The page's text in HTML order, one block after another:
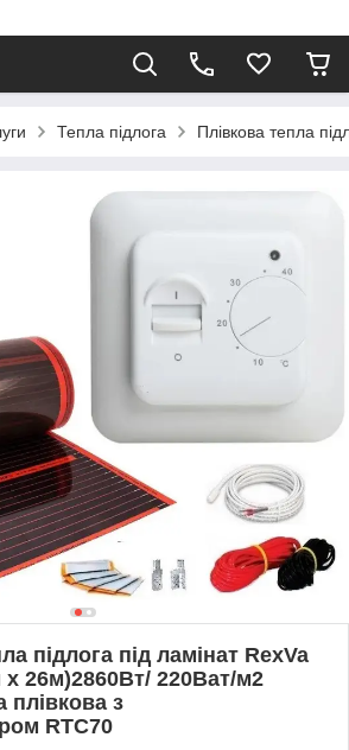
Тепла підлога Плівкова тепла
підлога під ламінат RexVa
х 26м)2860Вт/ 220Ват/м2
з
RTC70